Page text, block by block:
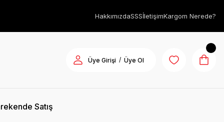
HakkımızdaSSSİletişimKargom Nerede?
Üye Girişi / Üye Ol
Satış